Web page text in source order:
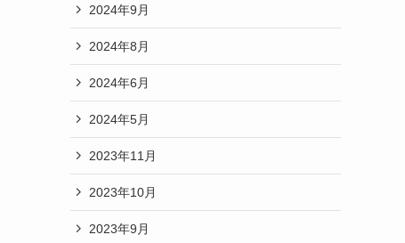
2024年9月
2024年8月
2024年6月
2024年5月
2023年11月
2023年10月
2023年9月